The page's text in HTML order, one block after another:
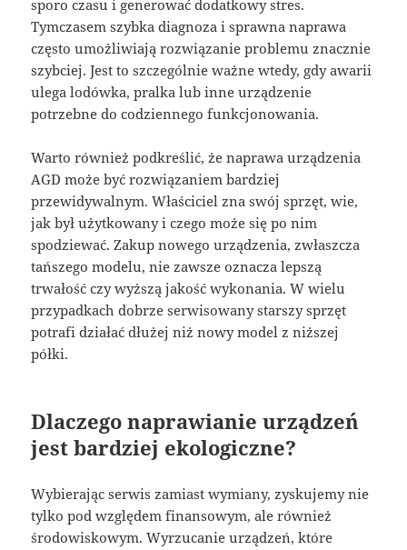
sporo czasu i generować dodatkowy stres.
Tymczasem szybka diagnoza i sprawna naprawa
często umożliwiają rozwiązanie problemu znacznie
szybciej. Jest to szczególnie ważne wtedy, gdy awarii
ulega lodówka, pralka lub inne urządzenie
potrzebne do codziennego funkcjonowania.
Warto również podkreślić, że naprawa urządzenia
AGD może być rozwiązaniem bardziej
przewidywalnym. Właściciel zna swój sprzęt, wie,
jak był użytkowany i czego może się po nim
spodziewać. Zakup nowego urządzenia, zwłaszcza
tańszego modelu, nie zawsze oznacza lepszą
trwałość czy wyższą jakość wykonania. W wielu
przypadkach dobrze serwisowany starszy sprzęt
potrafi działać dłużej niż nowy model z niższej
półki.
Dlaczego naprawianie urządzeń
jest bardziej ekologiczne?
Wybierając serwis zamiast wymiany, zyskujemy nie
tylko pod względem finansowym, ale również
środowiskowym. Wyrzucanie urządzeń, które